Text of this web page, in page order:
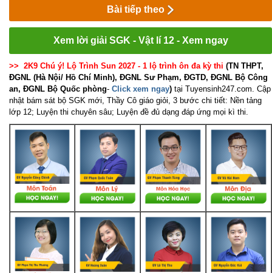
Bài tiếp theo
Xem lời giải SGK - Vật lí 12 - Xem ngay
>> 2K9 Chú ý! Lộ Trình Sun 2027 - 1 lộ trình ôn đa kỳ thi (TN THPT,
ĐGNL (Hà Nội/ Hồ Chí Minh), ĐGNL Sư Phạm, ĐGTD, ĐGNL Bộ Công
an, ĐGNL Bộ Quốc phòng- Click xem ngay) tại Tuyensinh247.com. Cập
nhật bám sát bộ SGK mới, Thầy Cô giáo giỏi, 3 bước chi tiết: Nền tảng
lớp 12; Luyện thi chuyên sâu; Luyện đề đủ dạng đáp ứng mọi kì thi.